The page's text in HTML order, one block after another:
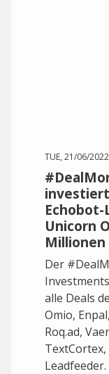
TUE, 21/06/2022
Unicorn
Millionen
Der
alle Deals
Omio,
Roq.ad,
Leadfeeder.